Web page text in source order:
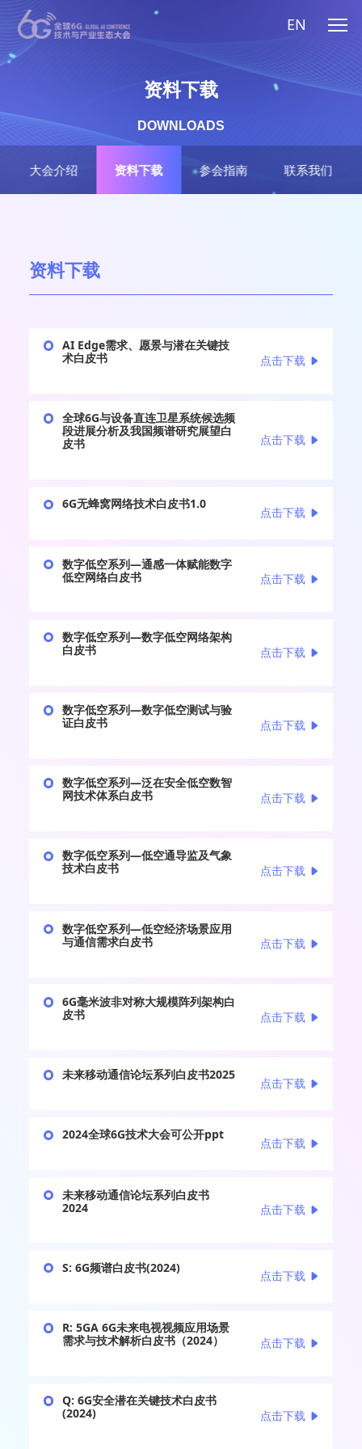
EN
大会介绍 资料下载 参会指南 联系我们
资料下载
DOWNLOADS
资料下载
AI Edge需求、愿景与潜在关键技
术白皮书
点击下载
全球6G与设备直连卫星系统候选频
段进展分析及我国频谱研究展望白
皮书
点击下载
6G无蜂窝网络技术白皮书1.0
点击下载
数字低空系列—通感一体赋能数字
低空网络白皮书
点击下载
数字低空系列—数字低空网络架构
白皮书
点击下载
数字低空系列—数字低空测试与验
证白皮书
点击下载
数字低空系列—泛在安全低空数智
网技术体系白皮书
点击下载
数字低空系列—低空通导监及气象
技术白皮书
点击下载
数字低空系列—低空经济场景应用
与通信需求白皮书
点击下载
6G毫米波非对称大规模阵列架构白
皮书
点击下载
未来移动通信论坛系列白皮书2025
点击下载
2024全球6G技术大会可公开ppt
点击下载
未来移动通信论坛系列白皮书
2024
点击下载
S: 6G频谱白皮书(2024)
点击下载
R: 5GA 6G未来电视视频应用场景
需求与技术解析白皮书（2024）
点击下载
Q: 6G安全潜在关键技术白皮书
(2024)
点击下载